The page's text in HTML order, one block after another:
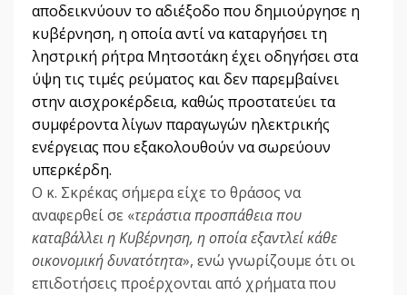
αποδεικνύουν το αδιέξοδο που δημιούργησε η
κυβέρνηση, η οποία αντί να καταργήσει τη
ληστρική ρήτρα Μητσοτάκη έχει οδηγήσει στα
ύψη τις τιμές ρεύματος και δεν παρεμβαίνει
στην αισχροκέρδεια, καθώς προστατεύει τα
συμφέροντα λίγων παραγωγών ηλεκτρικής
ενέργειας που εξακολουθούν να σωρεύουν
υπερκέρδη.
Ο κ. Σκρέκας σήμερα είχε το θράσος να
αναφερθεί σε «τεράστια προσπάθεια που
καταβάλλει η Κυβέρνηση, η οποία εξαντλεί κάθε
οικονομική δυνατότητα», ενώ γνωρίζουμε ότι οι
επιδοτήσεις προέρχονται από χρήματα που